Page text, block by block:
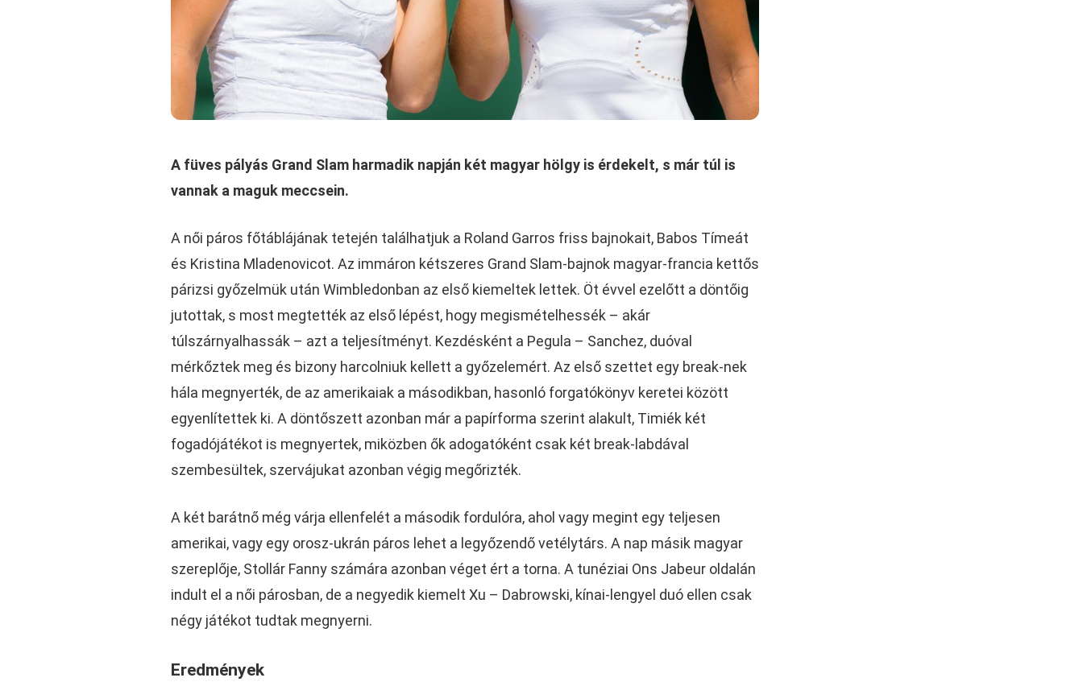
A füves pályás Grand Slam harmadik napján két magyar hölgy is érdekelt, s már túl is
vannak a maguk meccsein.
A női páros főtáblájának tetején találhatjuk a Roland Garros friss bajnokait, Babos Tímeát
és Kristina Mladenovicot. Az immáron kétszeres Grand Slam-bajnok magyar-francia kettős
párizsi győzelmük után Wimbledonban az első kiemeltek lettek. Öt évvel ezelőtt a döntőig
jutottak, s most megtették az első lépést, hogy megismételhessék – akár
túlszárnyalhassák – azt a teljesítményt. Kezdésként a Pegula – Sanchez, duóval
mérkőztek meg és bizony harcolniuk kellett a győzelemért. Az első szettet egy break-nek
hála megnyerték, de az amerikaiak a másodikban, hasonló forgatókönyv keretei között
egyenlítettek ki. A döntőszett azonban már a papírforma szerint alakult, Timiék két
fogadójátékot is megnyertek, miközben ők adogatóként csak két break-labdával
szembesültek, szervájukat azonban végig megőrizték.
A két barátnő még várja ellenfelét a második fordulóra, ahol vagy megint egy teljesen
amerikai, vagy egy orosz-ukrán páros lehet a legyőzendő vetélytárs. A nap másik magyar
szereplője, Stollár Fanny számára azonban véget ért a torna. A tunéziai Ons Jabeur oldalán
indult el a női párosban, de a negyedik kiemelt Xu – Dabrowski, kínai-lengyel duó ellen csak
négy játékot tudtak megnyerni.
Eredmények